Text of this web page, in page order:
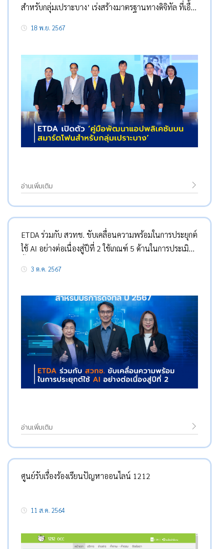
สำหรับกลุ่มเปราะบาง’ เร่งสร้างมาตรฐานทางดิจิทัล ที่เอื้อ
18 พ.ย. 2567
อ่านเพิ่มเติม
ETDA ร่วมกับ สวทช. ขับเคลื่อนความพร้อมในการประยุกต์
ใช้ AI อย่างต่อเนื่องสู่ปีที่ 2 ใช้เกณฑ์ 5 ด้านในการประเมิน
3 ต.ค. 2567
อ่านเพิ่มเติม
ศูนย์รับเรื่องร้องเรียนปัญหาออนไลน์ 1212
11 ส.ค. 2564